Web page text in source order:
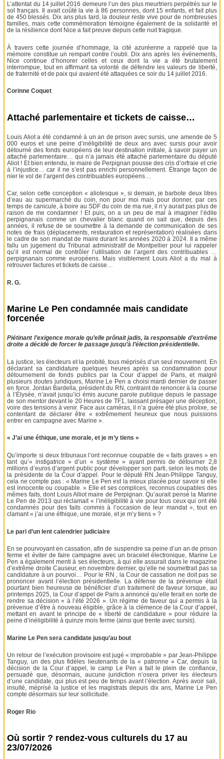
L’attentat du 14 juillet 2016 demeure l’un des plus meurtriers perpétrés sur le
sol français. Il avait coûté la vie à 86 personnes, dont 15 enfants, et fait plus
de 450 blessés. Dix ans plus tard, la douleur reste vive pour de nombreuses
familles, mais cette commémoration témoigne également de la solidarité et
de la résilience dont Nice a fait preuve depuis cette nuit tragique.
À travers cette journée d’hommage, la cité azuréenne a rappelé que la
mémoire constitue un rempart contre l’oubli. Dix ans après les événements,
Nice continue d’honorer celles et ceux dont la vie a été brutalement
interrompue, tout en affirmant sa volonté de défendre les valeurs de liberté,
de fraternité et de paix qui avaient été attaquées ce soir du 14 juillet 2016.
Corinne Coquet
Attaché parlementaire et tickets de caisse…
Louis Aliot a été condamné à un an de prison avec sursis, une amende de 5
000 euros et une peine d’inéligibilité de deux ans avec sursis pour avoir
détourné des fonds européens de leur destination initiale, à savoir payer un
attaché parlementaire… qui n’a jamais été attaché parlementaire du député
Aliot ! Et bien entendu, le maire de Perpignan pousse des cris d’orfraie et crie
à l’injustice… car il ne s’est pas enrichi personnellement. Étrange façon de
nier le vol de l’argent des contribuables européens…
Car, selon cette conception « aliotesque », si demain, je barbote deux litres
d’eau au supermarché du coin, non pour moi mais pour donner, par ces
temps de canicule, à boire au SDF du coin de ma rue, il n’y aurait pas plus de
raison de me condamner ! Et puis, on a un peu de mal à imaginer l’édile
perpignanais comme un chevalier blanc quand on sait que, depuis des
années, il refuse de se soumettre à la demande de communication de ses
notes de frais (déplacements, restauration et représentation) réalisées dans
le cadre de son mandat de maire durant les années 2020 à 2024. Il a même
fallu un jugement du Tribunal administratif de Montpellier pour lui rappeler
qu’il est normal de contrôler l’utilisation de l’argent des contribuables …
perpignanais comme européens. Mais visiblement Louis Aliot a du mal à
retrouver factures et tickets de caisse…
R. G.
Marine Le Pen condamnée mais candidate
forcenée
Piétinant l’exigence morale qu’elle prônait jadis, la responsable d’extrême
droite a décidé de forcer le passage jusqu’à l’élection présidentielle.
La justice, les électeurs et la probité, tous méprisés d’un seul mouvement. En
déclarant sa candidature quelques heures après sa condamnation pour
détournement de fonds publics par la Cour d’appel de Paris, et malgré
plusieurs doutes juridiques, Marine Le Pen a choisi mardi dernier de passer
en force. Jordan Bardella, président du RN, contraint de renoncer à la course
à l’Élysée, n’avait jusqu’ici émis aucune parole publique depuis le passage
de son mentor devant le 20 Heures de TF1, laissant présager une déception,
voire des tensions à venir. Face aux caméras, il n’a guère été plus prolixe, se
contentant de déclarer être « extrêmement heureux que nous puissions
entrer en campagne avec Marine ».
« J’ai une éthique, une morale, et je m’y tiens »
Qu’importe si deux tribunaux l’ont reconnue coupable de « faits graves » en
tant qu’« instigatrice » d’un « système » ayant permis de détourner 2,8
millions d’euros d’argent public pour développer son parti, selon les mots de
la présidente de la Cour d’appel. Pour le député RN Jean-Philippe Tanguy,
cela ne compte pas : « Marine Le Pen est la mieux placée pour savoir si elle
est innocente ou coupable. » Elle et ses complices, reconnus coupables des
mêmes faits, dont Louis Alliot maire de Perpignan. Qu’aurait pensé la Marine
Le Pen de 2013 qui réclamait « l’inéligibilité à vie pour tous ceux qui ont été
condamnés pour des faits commis à l’occasion de leur mandat », tout en
clamant « j’ai une éthique, une morale, et je m’y tiens » ?
Le pari d’un lent calendrier judiciaire
En se pourvoyant en cassation, afin de suspendre sa peine d’un an de prison
ferme et éviter de faire campagne avec un bracelet électronique, Marine Le
Pen a également menti à ses électeurs, à qui elle assurait dans le magazine
d’extrême droite Causeur, en novembre dernier, qu’elle ne soumettrait pas sa
candidature à un pourvoi… Pour le RN , la Cour de cassation ne doit pas se
prononcer avant l’élection présidentielle. La défense de la prévenue était
pourtant bien heureuse de bénéficier d’un traitement de faveur lorsque, au
printemps 2025, la Cour d’appel de Paris a annoncé qu’elle ferait en sorte de
rendre sa décision « à l’été 2026 ». Un régime de faveur qui a permis à la
prévenue d’être à nouveau éligible, grâce à la clémence de la Cour d’appel,
mettant en avant le principe de « liberté de candidature » pour réduire la
peine d’inéligibilité à quinze mois ferme (ainsi que trente avec sursis).
Marine Le Pen sera candidate jusqu’au bout
Un retour de l’exécution provisoire est jugé « improbable » par Jean-Philippe
Tanguy, un des plus fidèles lieutenants de la « patronne » Car, depuis la
décision de la Cour d’appel, le camp Le Pen a fait le plein de confiance,
persuadé que, désormais, aucune juridiction n’osera priver les électeurs
d’une candidate, qui plus est peu de temps avant l’élection. Après avoir sali,
insulté, méprisé la justice et les magistrats depuis dix ans, Marine Le Pen
compte désormais sur leur sollicitude.
Roger Rio
Où sortir ? rendez-vous culturels du 17 au
23/07/2026